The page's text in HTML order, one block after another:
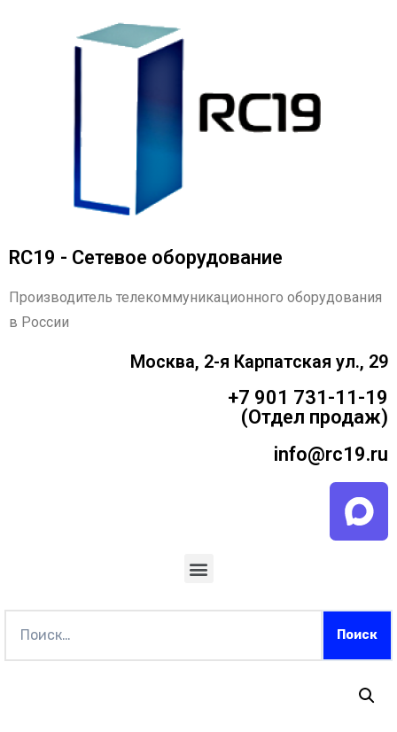
RC19 - Сетевое оборудование
Производитель телекоммуникационного оборудования
в России
Москва, 2-я Карпатская ул., 29
+7 901 731-11-19
(Отдел продаж)
info@rc19.ru